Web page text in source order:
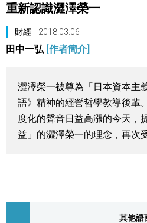
日本資料庫
日本指南
視覺日本
臺灣香港
重新認識澀澤榮一
財經 2018.03.06
田中一弘 [作者簡介]
澀澤榮一被尊為「日本資本主
語》精神的經營哲學教導後輩
度化的聲音日益高漲的今天，
益」的澀澤榮一的理念，再次
其他語